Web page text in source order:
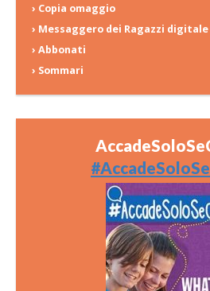
› Copia omaggio
› Messaggero dei Ragazzi digitale
› Abbonati
› Sommari